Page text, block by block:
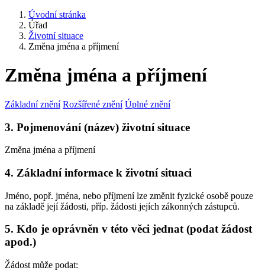
Úvodní stránka
Úřad
Životní situace
Změna jména a příjmení
Změna jména a příjmení
Základní znění Rozšířené znění Úplné znění
3. Pojmenování (název) životní situace
Změna jména a příjmení
4. Základní informace k životní situaci
Jméno, popř. jména, nebo příjmení lze změnit fyzické osobě pouze
na základě její žádosti, příp. žádosti jejích zákonných zástupců.
5. Kdo je oprávněn v této věci jednat (podat žádost
apod.)
Žádost může podat: